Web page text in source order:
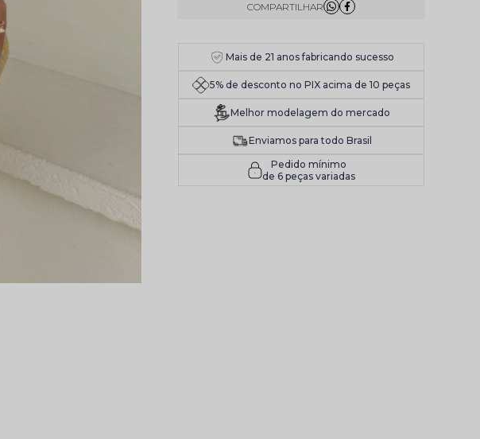
Mais de 21 anos fabricando sucesso
5% de desconto no PIX acima de 10 peças
Melhor modelagem do mercado
Enviamos para todo Brasil
Pedido mínimo
de 6 peças variadas